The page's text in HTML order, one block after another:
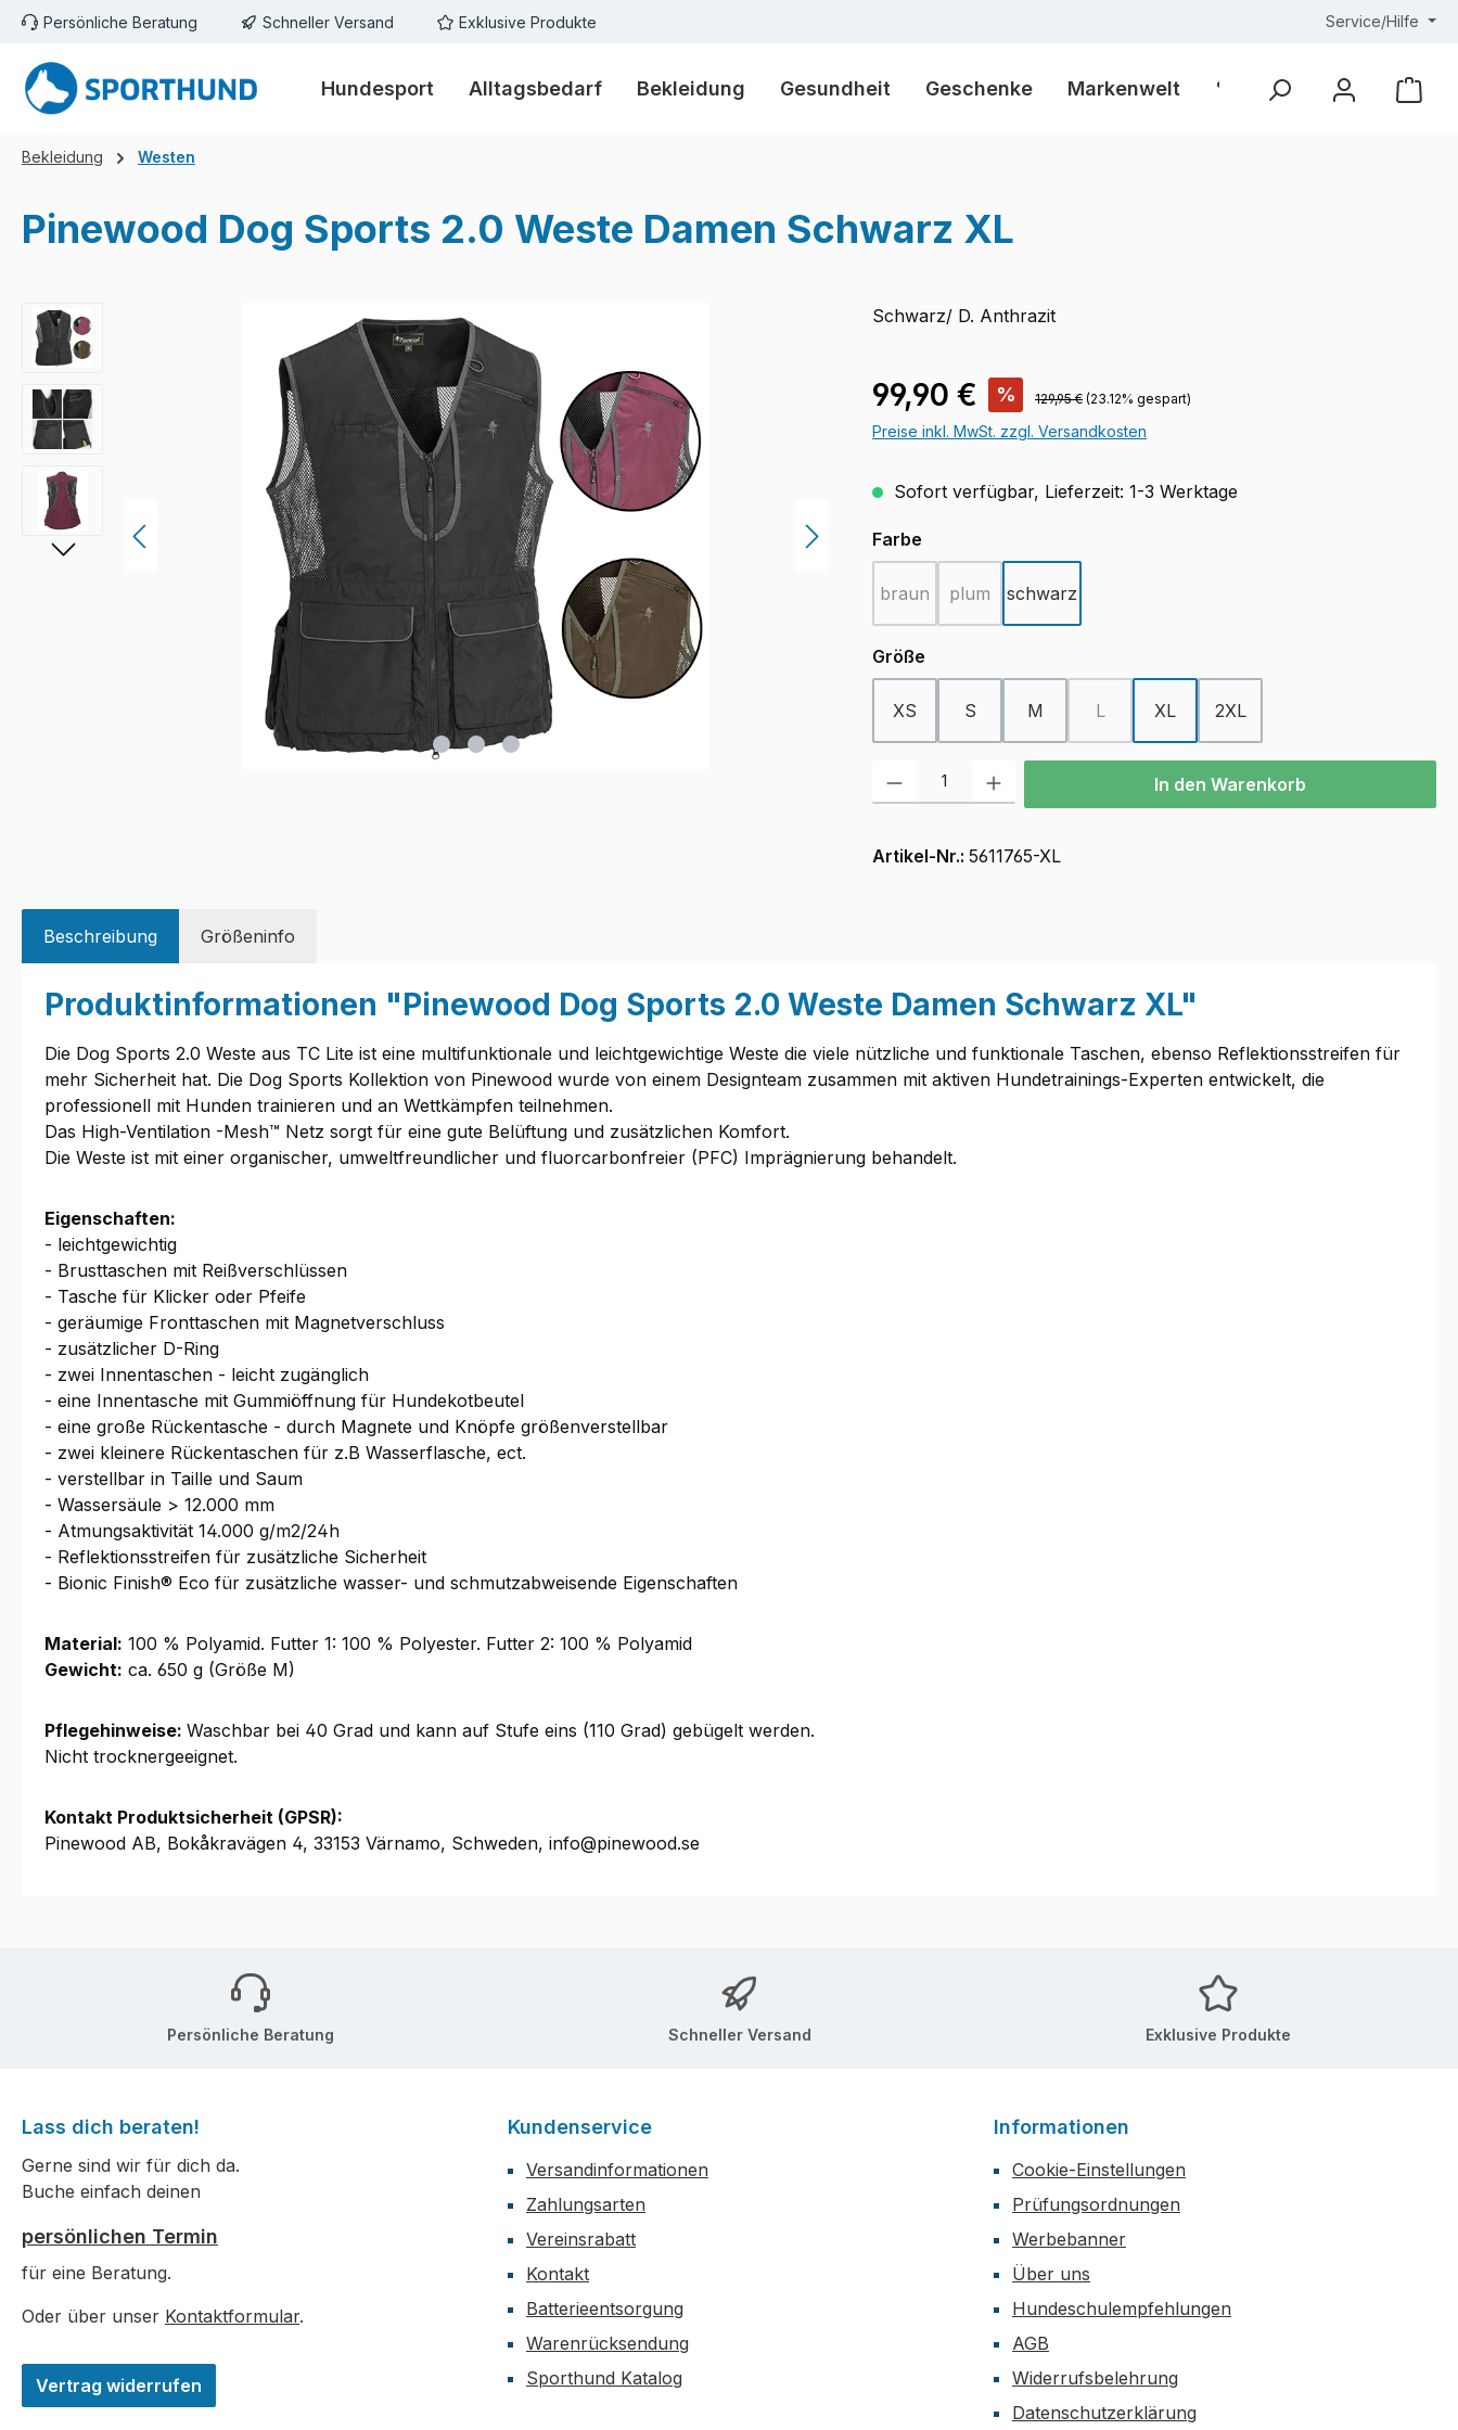
Hauptinhalt springen
Zur Suche springen
Zur Hauptnavigation springen
Persönliche Beratung Schneller Versand Exklusive Produkte Service/Hilfe
Hundesport Alltagsbedarf Bekleidung Gesundheit Geschenke Markenwelt % Outlet %
Bekleidung Westen
Pinewood Dog Sports 2.0 Weste Damen Schwarz XL
Bildergalerie überspringen Schwarz/ D. Anthrazit
Verkaufspreis:
99,90 € % Regulärer Preis:
129,95 € (23.12% gespart)
Preise inkl. MwSt. zzgl. Versandkosten
Sofort verfügbar, Lieferzeit: 1-3 Werktage
Farbe
braun
(Diese Option ist zurzeit nicht verfügbar.)
plum
(Diese Option ist zurzeit nicht verfügbar.)
schwarz
Größe
XS S M L
(Diese Option ist zurzeit nicht verfügbar.)
XL 2XL
Produkt Anzahl: Gib den gewünschten Wert ein oder benutze die Schaltflächen
In den Warenkorb
Artikel-Nr.: 5611765-XL
Beschreibung Größeninfo
Produktinformationen "Pinewood Dog Sports 2.0 Weste Damen Schwarz XL"
Die Dog Sports 2.0 Weste aus TC Lite ist eine multifunktionale und leichtgewichtige Weste die viele nützliche und funktionale Taschen, ebenso Reflektionsstreifen für
mehr Sicherheit hat. Die Dog Sports Kollektion von Pinewood wurde von einem Designteam zusammen mit aktiven Hundetrainings-Experten entwickelt, die
professionell mit Hunden trainieren und an Wettkämpfen teilnehmen.
Das High-Ventilation -Mesh™ Netz sorgt für eine gute Belüftung und zusätzlichen Komfort.
Die Weste ist mit einer organischer, umweltfreundlicher und fluorcarbonfreier (PFC) Imprägnierung behandelt.
Eigenschaften:
- leichtgewichtig
- Brusttaschen mit Reißverschlüssen
- Tasche für Klicker oder Pfeife
- geräumige Fronttaschen mit Magnetverschluss
- zusätzlicher D-Ring
- zwei Innentaschen - leicht zugänglich
- eine Innentasche mit Gummiöffnung für Hundekotbeutel
- eine große Rückentasche - durch Magnete und Knöpfe größenverstellbar
- zwei kleinere Rückentaschen für z.B Wasserflasche, ect.
- verstellbar in Taille und Saum
- Wassersäule > 12.000 mm
- Atmungsaktivität 14.000 g/m2/24h
- Reflektionsstreifen für zusätzliche Sicherheit
- Bionic Finish® Eco für zusätzliche wasser- und schmutzabweisende Eigenschaften
Material: 100 % Polyamid. Futter 1: 100 % Polyester. Futter 2: 100 % Polyamid
Gewicht: ca. 650 g (Größe M)
Pflegehinweise: Waschbar bei 40 Grad und kann auf Stufe eins (110 Grad) gebügelt werden.
Nicht trocknergeeignet.
Kontakt Produktsicherheit (GPSR):
Pinewood AB, Bokåkravägen 4, 33153 Värnamo, Schweden, info@pinewood.se
Persönliche Beratung Schneller Versand Exklusive Produkte
Lass dich beraten!
Gerne sind wir für dich da.
Buche einfach deinen
persönlichen Termin
für eine Beratung.
Oder über unser Kontaktformular.
Vertrag widerrufen
Kundenservice
Versandinformationen
Zahlungsarten
Vereinsrabatt
Kontakt
Batterieentsorgung
Warenrücksendung
Sporthund Katalog
Informationen
Cookie-Einstellungen
Prüfungsordnungen
Werbebanner
Über uns
Hundeschulempfehlungen
AGB
Widerrufsbelehrung
Datenschutzerklärung